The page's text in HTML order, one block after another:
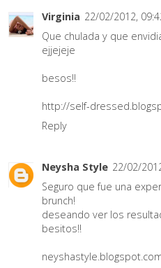
Virginia 22/02/2012,
Que chulada y que
ejjejeje
besos!!
http://self-
Reply
Neysha Style 22/02/
Seguro que fue una
brunch!
deseando ver los
besitos!!